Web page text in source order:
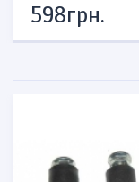
736грн.